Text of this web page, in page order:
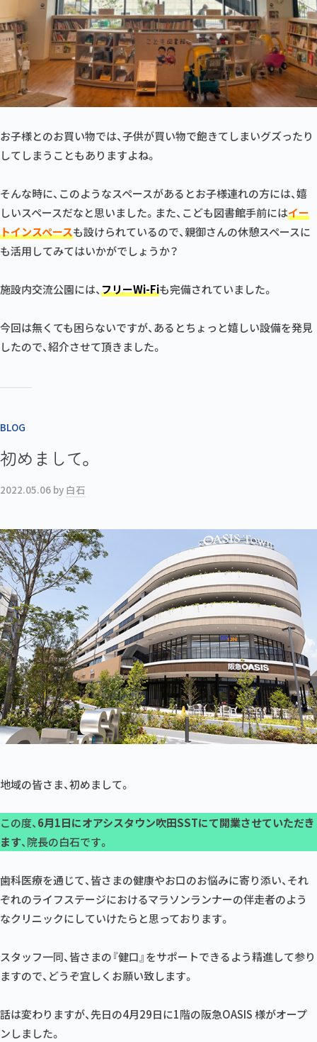
お子様とのお買い物では、子供が買い物で飽きてしまいグズったり
してしまうこともありますよね。
そんな時に、このようなスペースがあるとお子様連れの方には、嬉
しいスペースだなと思いました。また、こども図書館手前にはイー
トインスペースも設けられているので、親御さんの休憩スペースに
も活用してみてはいかがでしょうか？
施設内交流公園には、フリーWi-Fiも完備されていました。
今回は無くても困らないですが、あるとちょっと嬉しい設備を発見
したので、紹介させて頂きました。
BLOG
初めまして。
2022.05.06 by 白石
地域の皆さま、初めまして。
この度、6月1日にオアシスタウン吹田SSTにて開業させていただき
ます、院長の白石です。
歯科医療を通じて、皆さまの健康やお口のお悩みに寄り添い、それ
ぞれのライフステージにおけるマラソンランナーの伴走者のよう
なクリニックにしていけたらと思っております。
スタッフ一同、皆さまの『健口』をサポートできるよう精進して参り
ますので、どうぞ宜しくお願い致します。
話は変わりますが、先日の4月29日に1階の阪急OASIS 様がオープ
ンしました。